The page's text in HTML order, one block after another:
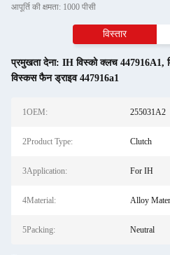
आपूर्ति की क्षमता: 1000 पीसी
विस्तार
प्रमुखता देना: IH विस्को क्लच 447916A1,
विस्कस फैन ड्राइव 447916a1
1OEM: 255031A2
2Product Type: Clutch
3Application: For IH
4Material: Alloy
5Packing: Neutral